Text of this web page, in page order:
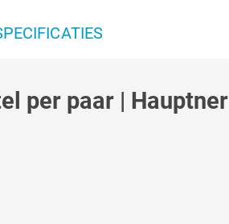
per paar | Hauptner